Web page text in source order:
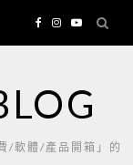
/軟體/產品開箱」的